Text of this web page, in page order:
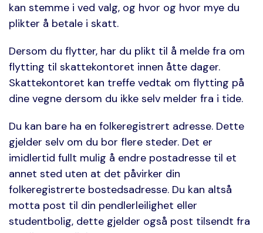
kan stemme i ved valg, og hvor og hvor mye du
plikter å betale i skatt.
Dersom du flytter, har du plikt til å melde fra om
flytting til skattekontoret innen åtte dager.
Skattekontoret kan treffe vedtak om flytting på
dine vegne dersom du ikke selv melder fra i tide.
Du kan bare ha en folkeregistrert adresse. Dette
gjelder selv om du bor flere steder. Det er
imidlertid fullt mulig å endre postadresse til et
annet sted uten at det påvirker din
folkeregistrerte bostedsadresse. Du kan altså
motta post til din pendlerleilighet eller
studentbolig, dette gjelder også post tilsendt fra